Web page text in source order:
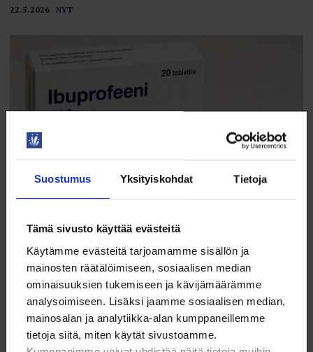
Suostumus Yksityiskohdat Tietoja
Tämä sivusto käyttää evästeitä
Käytämme evästeitä tarjoamamme sisällön ja
mainosten räätälöimiseen, sosiaalisen median
ominaisuuksien tukemiseen ja kävijämäärämme
analysoimiseen. Lisäksi jaamme sosiaalisen median,
mainosalan ja analytiikka-alan kumppaneillemme
tietoja siitä, miten käytät sivustoamme.
22.5.2026 NYT
22.5.2026 NYT
Alle prosentti potilaista testataan
HUS:ssa testattiin ensin yksittäisiä geenejä ja vuonna 2022 siirryttiin
niin sanottuun paneelitutkimukseen, jossa testattavilta katsotaan
kerralla kaikki tärkeimmät lääkkeisiin liittyvät geenit.